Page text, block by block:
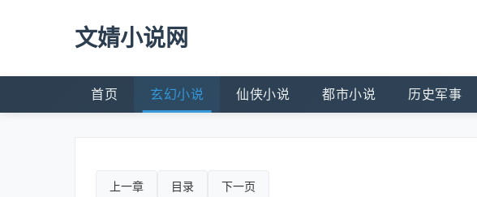
文婧小说网
首页 玄幻小说 仙侠小说 都市小说 历史军事
上一章 目录 下一页